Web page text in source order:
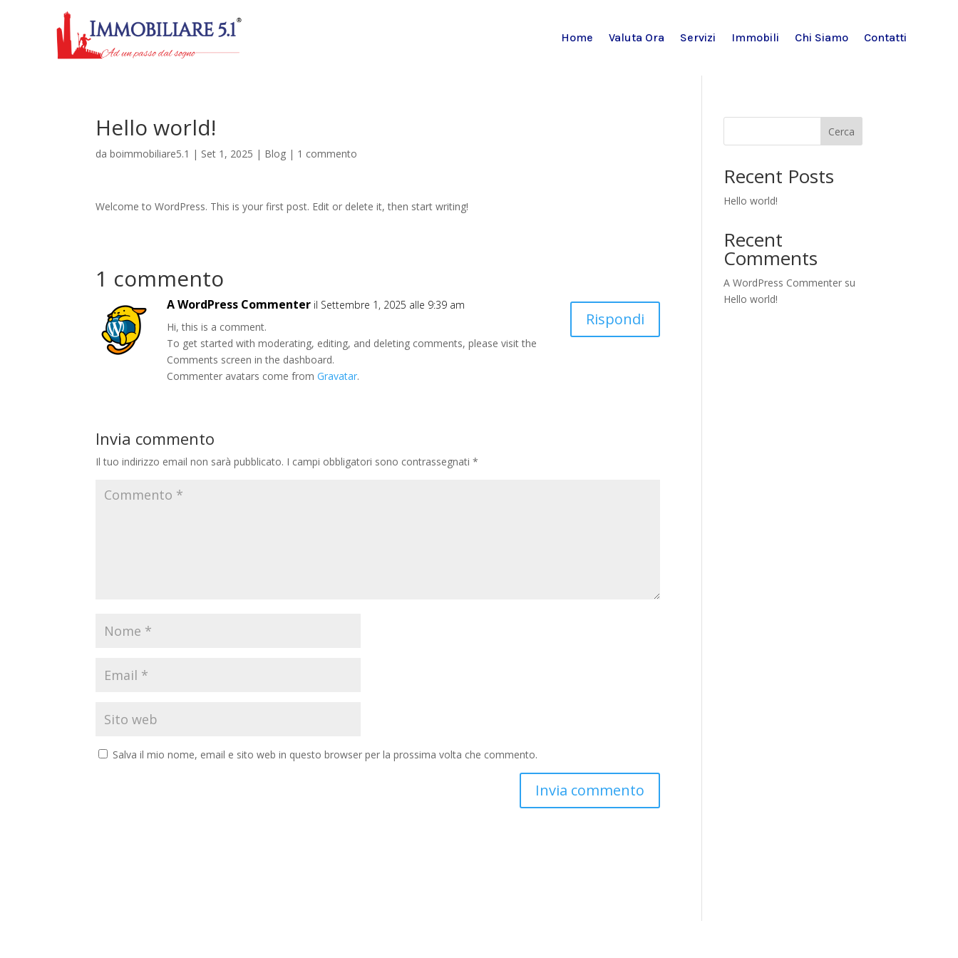
Home Valuta Ora Servizi Immobili Chi Siamo Contatti
Hello world!
daboimmobiliare5.1 | Set 1, 2025 | Blog | 1 commento
Welcome to WordPress. This is your first post. Edit or delete it, then start writing!
1 commento
A WordPress Commenter il Settembre 1, 2025 alle 9:39 am
Hi, this is a comment.
To get started with moderating, editing, and deleting comments, please visit the
Comments screen in the dashboard.
Commenter avatars come fromGravatar.
Rispondi
Invia commento
Il tuo indirizzo email non sarà pubblicato. I campi obbligatori sono contrassegnati*
Salva il mio nome, email e sito web in questo browser per la prossima volta che commento.
Cerca
Recent Posts
Hello world!
Recent
Comments
A WordPress Commenter su
Hello world!